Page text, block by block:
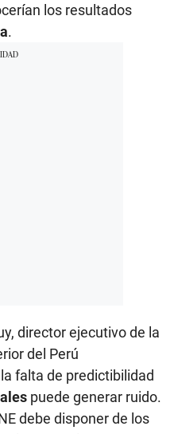
los resultados
.
director ejecutivo de la
del Perú
falta de predictibilidad
puede generar ruido.
debe disponer de los